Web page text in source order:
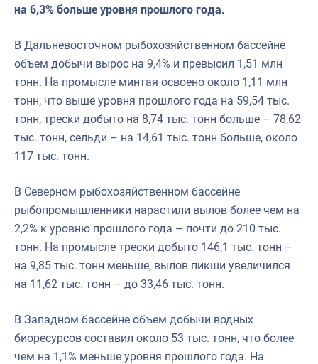
Большая африканская экспедиция
Укрепление духовно-нравственных ценностей
События в России и мире
на 6,3% больше уровня прошлого года.
В Дальневосточном рыбохозяйственном бассейне
объем добычи вырос на 9,4% и превысил 1,51 млн
тонн. На промысле минтая освоено около 1,11 млн
тонн, что выше уровня прошлого года на 59,54 тыс.
тонн, трески добыто на 8,74 тыс. тонн больше – 78,62
тыс. тонн, сельди – на 14,61 тыс. тонн больше, около
117 тыс. тонн.
В Северном рыбохозяйственном бассейне
рыбопромышленники нарастили вылов более чем на
2,2% к уровню прошлого года – почти до 210 тыс.
тонн. На промысле трески добыто 146,1 тыс. тонн –
на 9,85 тыс. тонн меньше, вылов пикши увеличился
на 11,62 тыс. тонн – до 33,46 тыс. тонн.
В Западном бассейне объем добычи водных
биоресурсов составил около 53 тыс. тонн, что более
чем на 1,1% меньше уровня прошлого года. На